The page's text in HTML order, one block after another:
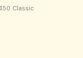
Classic